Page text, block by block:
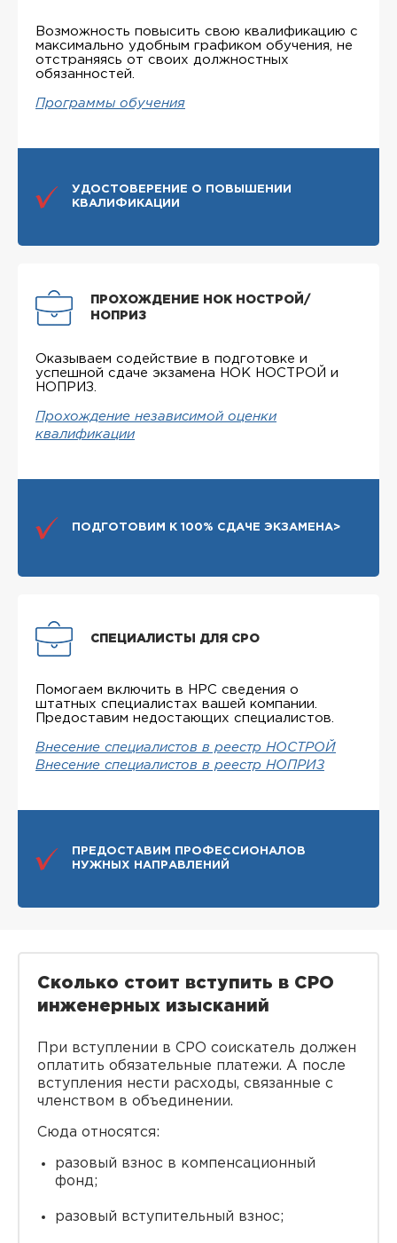
Возможность повысить свою квалификацию с
максимально удобным графиком обучения, не
отстраняясь от своих должностных
обязанностей.
Программы обучения
УДОСТОВЕРЕНИЕ О ПОВЫШЕНИИ
КВАЛИФИКАЦИИ
ПРОХОЖДЕНИЕ НОК НОСТРОЙ/
НОПРИЗ
Оказываем содействие в подготовке и
успешной сдаче экзамена НОК НОСТРОЙ и
НОПРИЗ.
Прохождение независимой оценки
квалификации
ПОДГОТОВИМ К 100% СДАЧЕ ЭКЗАМЕНА>
СПЕЦИАЛИСТЫ ДЛЯ СРО
Помогаем включить в НРС сведения о
штатных специалистах вашей компании.
Предоставим недостающих специалистов.
Внесение специалистов в реестр НОСТРОЙ
Внесение специалистов в реестр НОПРИЗ
ПРЕДОСТАВИМ ПРОФЕССИОНАЛОВ
НУЖНЫХ НАПРАВЛЕНИЙ
Сколько стоит вступить в СРО
инженерных изысканий
При вступлении в СРО соискатель должен
оплатить обязательные платежи. А после
вступления нести расходы, связанные с
членством в объединении.
Сюда относятся:
разовый взнос в компенсационный
фонд;
разовый вступительный взнос;